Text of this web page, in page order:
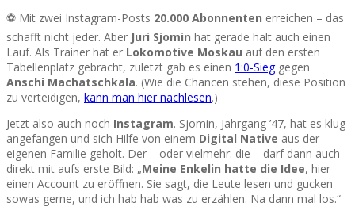
⚽ Mit zwei Instagram-Posts 20.000 Abonnenten erreichen – das
schafft nicht jeder. Aber Juri Sjomin hat gerade halt auch einen
Lauf. Als Trainer hat er Lokomotive Moskau auf den ersten
Tabellenplatz gebracht, zuletzt gab es einen 1:0-Sieggegen
Anschi Machatschkala. (Wie die Chancen stehen, diese Position
zu verteidigen, kann man hier nachlesen.)
Jetzt also auch noch Instagram. Sjomin, Jahrgang ’47, hat es klug
angefangen und sich Hilfe von einem Digital Native aus der
eigenen Familie geholt. Der – oder vielmehr: die – darf dann auch
direkt mit aufs erste Bild: „Meine Enkelin hatte die Idee, hier
einen Account zu eröffnen. Sie sagt, die Leute lesen und gucken
sowas gerne, und ich hab hab was zu erzählen. Na dann mal los.“